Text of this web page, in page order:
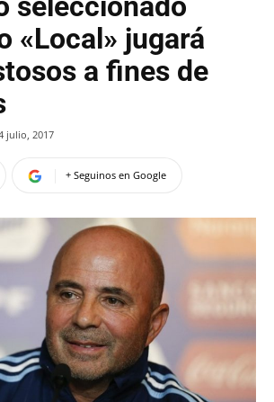
«Local» jugará
a fines de
julio, 2017
+ Seguinos en Google